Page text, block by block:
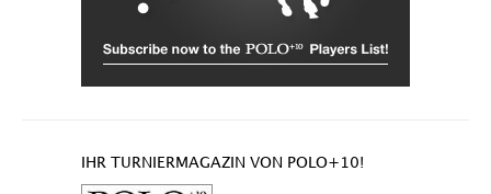
IHR TURNIERMAGAZIN VON POLO+10!